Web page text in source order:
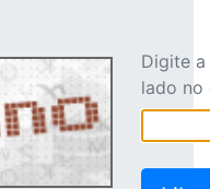
Digite
lado no